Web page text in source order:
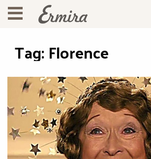
Tag:Florence